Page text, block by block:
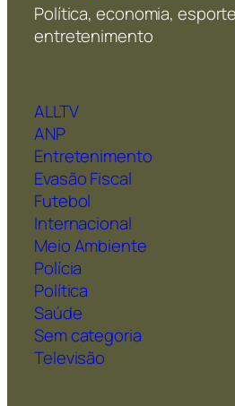
Política, economia,
entretenimento
ALLTV
ANP
Entretenimento
Evasão Fiscal
Futebol
Internacional
Meio Ambiente
Polícia
Política
Saúde
Sem categoria
Televisão